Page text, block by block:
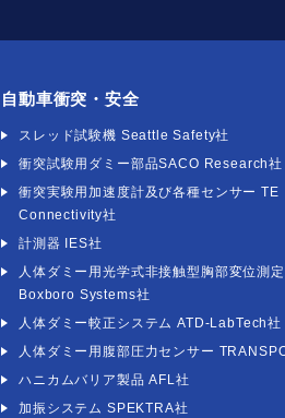
自動車衝突・安全
スレッド試験機 Seattle Safety社
衝突試験用ダミー部品SACO Research社
衝突実験用加速度計及び各種センサー TE
Connectivity社
計測器 IES社
人体ダミー用光学式非接触型胸部変位測
Boxboro Systems社
人体ダミー較正システム ATD-LabTech社
人体ダミー用腹部圧力センサー
ハニカムバリア製品 AFL社
加振システム SPEKTRA社